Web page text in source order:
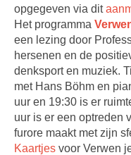
opgegeven via dit
Het programma
een lezing door
hersenen en de
denksport en muziek.
met Hans Böhm en
uur en 19:30 is er
uur is er een optreden
furore maakt met zijn
Kaartjes voor Verwen